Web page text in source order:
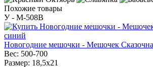
Похожие товары
У - M-508B
Новогодние мешочки - Мешочек
Вес: 500-700
Размер: 18,5х21